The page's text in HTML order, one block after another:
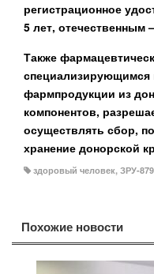
регистрационное
5 лет, отечественным
Также
специализирующимся
фармпродукции из
компонентов,
осуществлять сбор,
хранение донорской
здоровый человек, ЗРУ-879
Похожие новости